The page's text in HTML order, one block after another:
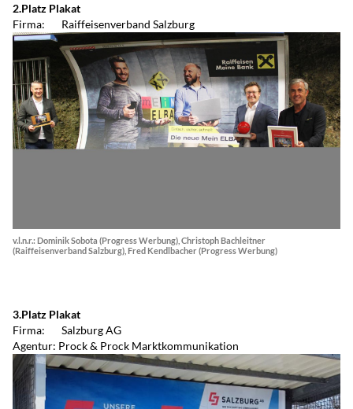
2.Platz Plakat
Firma: Raiffeisenverband Salzburg
v.l.n.r.: Dominik Sobota (Progress Werbung), Christoph Bachleitner
(Raiffeisenverband Salzburg), Fred Kendlbacher (Progress Werbung)
3.Platz Plakat
Firma: Salzburg AG
Agentur: Prock & Prock Marktkommunikation